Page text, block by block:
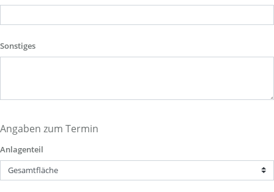
Sonstiges
Angaben zum Termin
Anlagenteil